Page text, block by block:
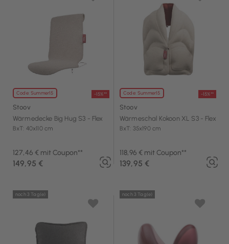
Code: Summer15 -15%**
Stoov
Wärmedecke Big Hug S3 - Flex
BxT: 40x110 cm
127,46 € mit Coupon**
149,95 €
Code: Summer15 -15%**
Stoov
Wärmeschal Kokoon XL S3 - Flex
BxT: 35x190 cm
118,96 € mit Coupon**
139,95 €
noch 3 Tag(e) noch 3 Tag(e)